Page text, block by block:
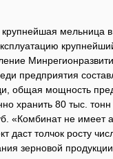
крупнейшая мельница
предприятия
общая мощность
хранить 80 тыс.
«Комбинат не имеет
толчок росту
зерновой